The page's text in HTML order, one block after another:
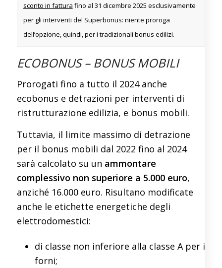
sconto in fattura fino al 31 dicembre 2025 esclusivamente
per gli interventi del Superbonus: niente proroga
dell’opzione, quindi, per i tradizionali bonus edilizi.
ECOBONUS – BONUS MOBILI
Prorogati fino a tutto il 2024 anche
ecobonus e detrazioni per interventi di
ristrutturazione edilizia, e bonus mobili.
Tuttavia, il limite massimo di detrazione
per il bonus mobili dal 2022 fino al 2024
sarà calcolato su un ammontare
complessivo non superiore a 5.000 euro,
anziché 16.000 euro. Risultano modificate
anche le etichette energetiche degli
elettrodomestici:
di classe non inferiore alla classe A per i
forni;